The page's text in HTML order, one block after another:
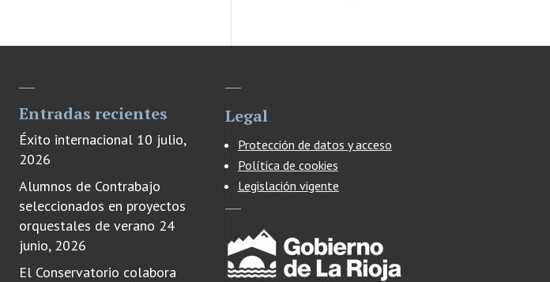
Entradas recientes
Éxito internacional 10 julio,
2026
Alumnos de Contrabajo
seleccionados en proyectos
orquestales de verano 24
junio, 2026
El Conservatorio colabora
Legal
Protección de datos y acceso
Política de cookies
Legislación vigente